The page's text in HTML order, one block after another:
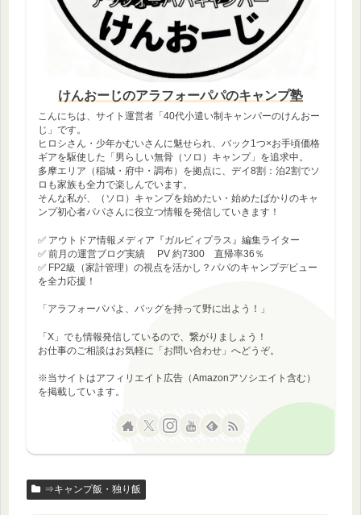
けんおーじのアラフォーパパのキャンプ塾
こんにちは、サイト運営者「40代小遣い制キャンパーのけんおー
じ」です。
ヒロシさん・少年かむいさんに魅せられ、バック1つ×お手頃価格
ギアを駆使した「男らしい無骨（ソロ）キャンプ」を追求中。
多摩エリア（稲城・府中・調布）を拠点に、デイ8割：泊2割でソ
ロも家族も全力で楽しんでいます。
そんな私が、（ソロ）キャンプを始めたい・始めたばかりのキャ
ンプ初心者パパさんに役立つ情報を発信していきます！
✅ アウトドア情報メディア『ガルビィプラス』編集ライター
✅ 前月の運営ブログ実績 PV 約7300 直帰率36％
✅ FP2級（家計管理）の視点を活かし？パパのキャンプデビュー
を全力応援！
「アラフォーパパよ、バッグを持って野に出よう！」
「X」でも情報発信しているので、繋がりましょう！
お仕事のご相談はお気軽に「お問い合わせ」へどうぞ。
※当サイトはアフィリエイト広告（Amazonアソシエイト含む）
を掲載しています。
⇒キャンプ飯・独り飯